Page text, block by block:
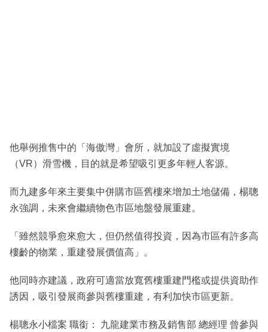
他舉例推售中的「海傲灣」會所，就加設了虛擬實境
（VR）滑雪機，目的就是希望吸引更多年輕人客源。
而九建多年來主要集中併購市區舊樓來增加土地儲備，楊聰
永強調，未來會繼續物色市區地盤發展重建。
「雖然競爭愈來愈大，但仍然值得投資，因為市區有許多高
樓齡的物業，重建發展價值高」。
他同時亦建議，政府可適當放寬舊樓重建門檻或提供資助作
誘因，吸引發展商參與舊樓重建，有利加快市區更新。
楊聰永小檔案 職銜： 九龍建業市務及銷售部 總經理 曾參與